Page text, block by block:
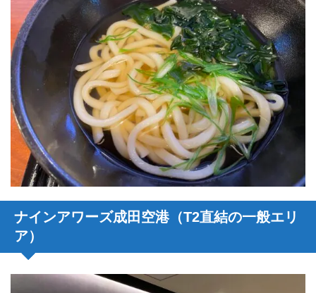
ナインアワーズ成田空港（T2直結の一般エリ
ア）